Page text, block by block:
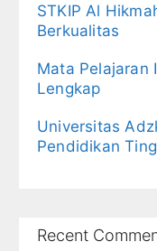
STKIP Al
Berkualitas
Mata Pelajaran
Lengkap
Universitas
Pendidikan
Recent